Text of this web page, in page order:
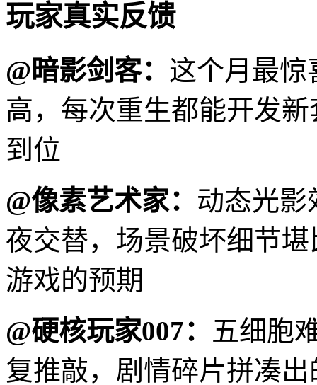
玩家真实反馈
@暗影剑客： 这个月最惊
高，每次重生都能开发
到位
@像素艺术家： 动态光影
夜交替，场景破坏细节
游戏的预期
@硬核玩家007： 五细胞
复推敲，剧情碎片拼凑